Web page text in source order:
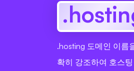
.hosting 도메인 이름
확히 강조하여 호스